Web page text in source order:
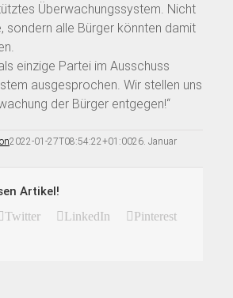
Überwachungssystem. Nicht
sondern alle Bürger könnten damit
einzige Partei im Ausschuss
ausgesprochen. Wir stellen uns
der Bürger entgegen!“
2022-01-27T08:54:22+01:0026. Januar
Artikel!
Twitter LinkedIn
Pinterest